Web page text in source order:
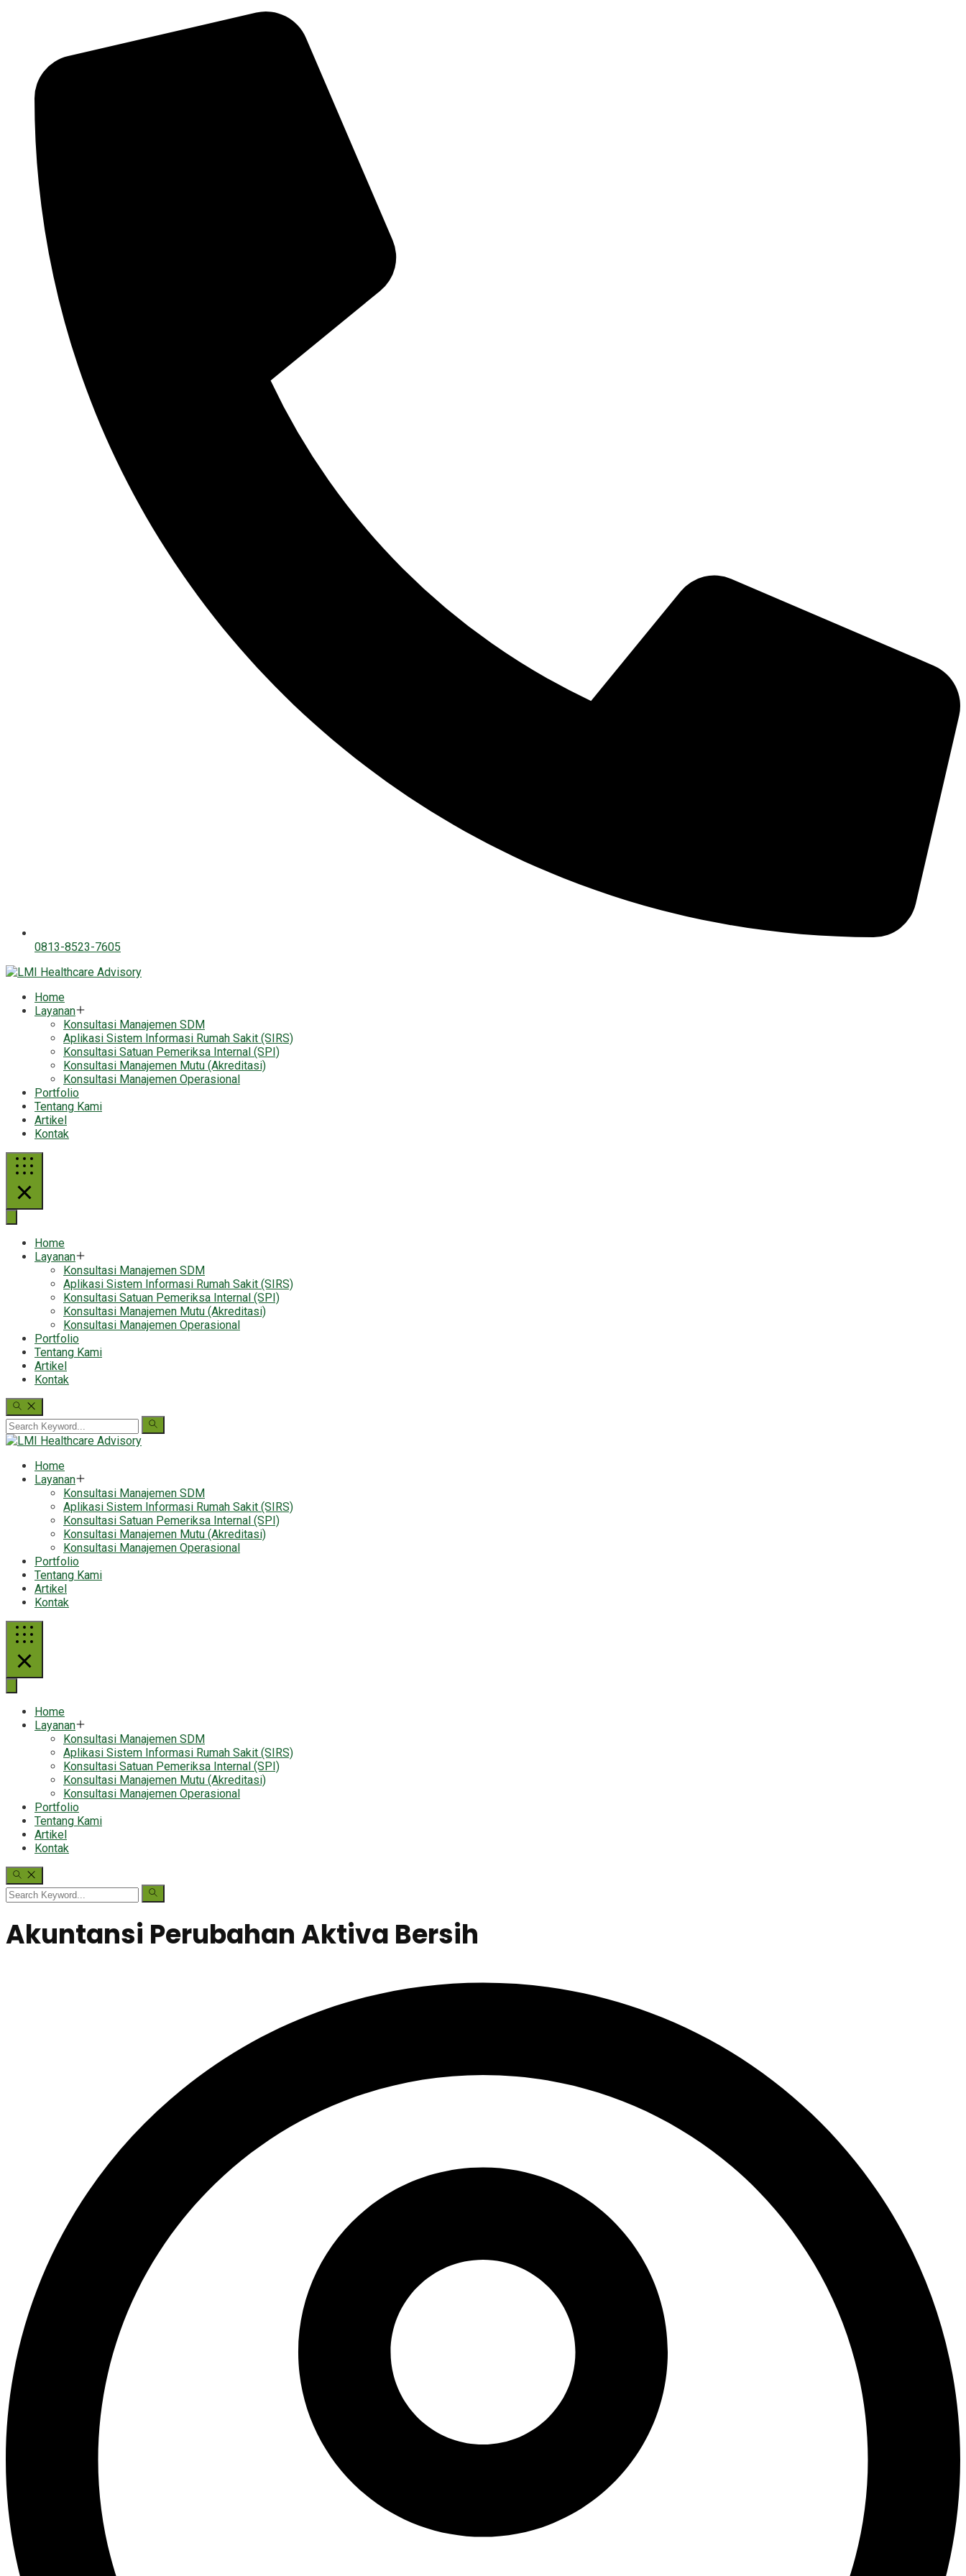
0813-8523-7605
Home
Layanan
Konsultasi Manajemen SDM
Aplikasi Sistem Informasi Rumah Sakit (SIRS)
Konsultasi Satuan Pemeriksa Internal (SPI)
Konsultasi Manajemen Mutu (Akreditasi)
Konsultasi Manajemen Operasional
Portfolio
Tentang Kami
Artikel
Kontak
Home
Layanan
Konsultasi Manajemen SDM
Aplikasi Sistem Informasi Rumah Sakit (SIRS)
Konsultasi Satuan Pemeriksa Internal (SPI)
Konsultasi Manajemen Mutu (Akreditasi)
Konsultasi Manajemen Operasional
Portfolio
Tentang Kami
Artikel
Kontak
Home
Layanan
Konsultasi Manajemen SDM
Aplikasi Sistem Informasi Rumah Sakit (SIRS)
Konsultasi Satuan Pemeriksa Internal (SPI)
Konsultasi Manajemen Mutu (Akreditasi)
Konsultasi Manajemen Operasional
Portfolio
Tentang Kami
Artikel
Kontak
Home
Layanan
Konsultasi Manajemen SDM
Aplikasi Sistem Informasi Rumah Sakit (SIRS)
Konsultasi Satuan Pemeriksa Internal (SPI)
Konsultasi Manajemen Mutu (Akreditasi)
Konsultasi Manajemen Operasional
Portfolio
Tentang Kami
Artikel
Kontak
Akuntansi Perubahan Aktiva Bersih